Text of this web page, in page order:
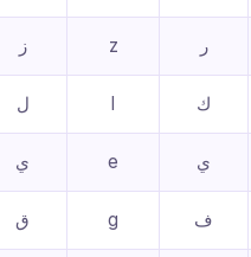
ر z ز
ك l ل
ي e ي
ف g ق